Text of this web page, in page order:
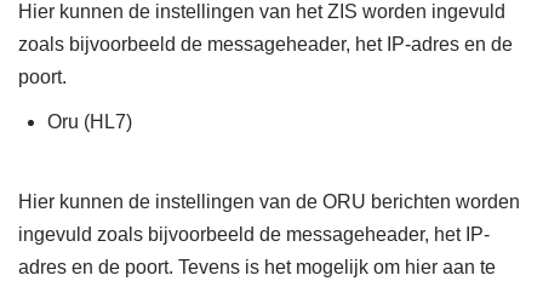
Hier kunnen de instellingen van het ZIS worden ingevuld
zoals bijvoorbeeld de messageheader, het IP-adres en de
poort.
Oru (HL7)
Hier kunnen de instellingen van de ORU berichten worden
ingevuld zoals bijvoorbeeld de messageheader, het IP-
adres en de poort. Tevens is het mogelijk om hier aan te